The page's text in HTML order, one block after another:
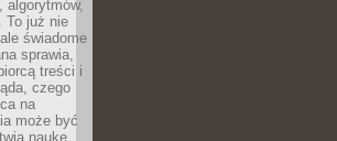
algorytmów,
To już nie
świadome
sprawia,
treści i
czego
na
może być
naukę